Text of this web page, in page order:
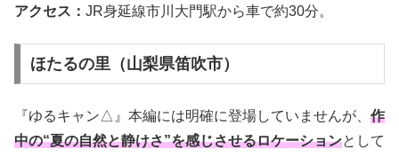
アクセス： JR身延線市川大門駅から車で約30分。
ほたるの里（山梨県笛吹市）
『ゆるキャン△』本編には明確に登場していませんが、 作
中の“夏の自然と静けさ”を感じさせるロケーションとして